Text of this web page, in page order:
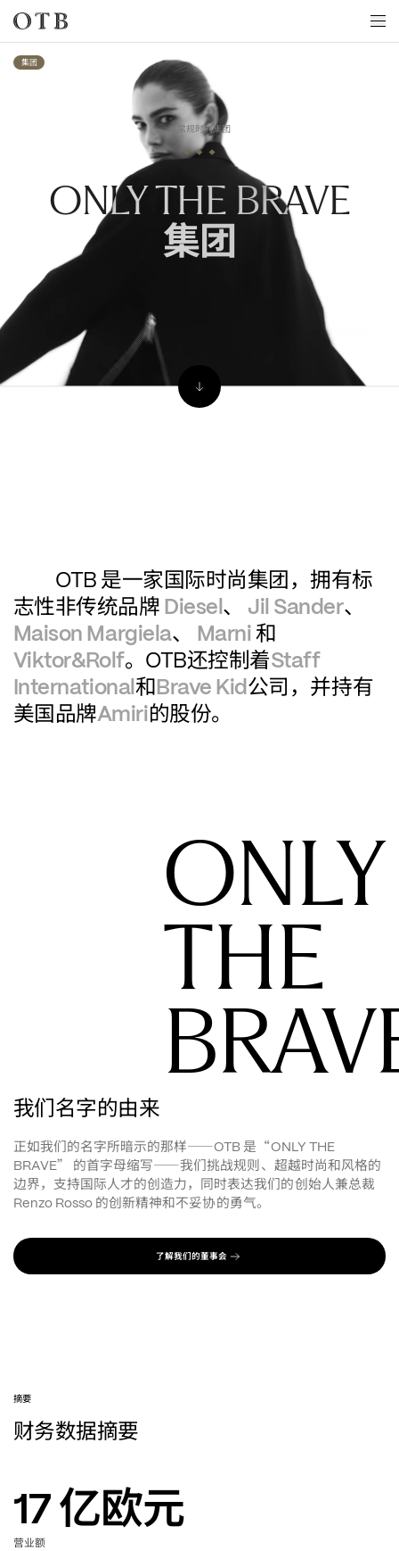
Skip to main content
集团
非常规时尚集团
ONLY THE BRAVE
集团
OTB 是一家国际时尚集团，拥有标
志性非传统品牌Diesel、 Jil Sander、
Maison Margiela、 Marni和
Viktor&Rolf。 OTB还控制着Staff
International和Brave Kid公司，并持有
美国品牌Amiri的股份。
ONLY
THE
我们名字的由来
正如我们的名字所暗示的那样——OTB 是“ONLY THE
BRAVE”
的首字母缩写——我们挑战规则、超越时尚和风格的
边界，支持国际人才的创造力，同时表达我们的创始人兼总裁
Renzo Rosso 的创新精神和不妥协的勇气。
了解我们的董事会
摘要
财务数据摘要
17亿欧元
营业额